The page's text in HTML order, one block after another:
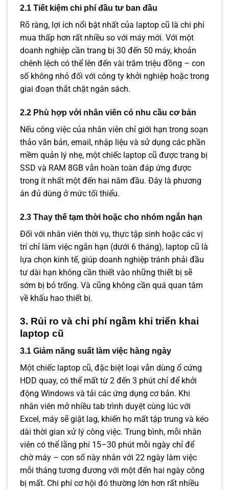
2.1 Tiết kiệm chi phí đầu tư ban đầu
Rõ ràng, lợi ích nổi bật nhất của laptop cũ là chi phí
mua thấp hơn rất nhiều so với máy mới. Với một
doanh nghiệp cần trang bị 30 đến 50 máy, khoản
chênh lệch có thể lên đến vài trăm triệu đồng – con
số không nhỏ đối với công ty khởi nghiệp hoặc trong
giai đoạn thắt chặt ngân sách.
2.2 Phù hợp với nhân viên có nhu cầu cơ bản
Nếu công việc của nhân viên chỉ giới hạn trong soạn
thảo văn bản, email, nhập liệu và sử dụng các phần
mềm quản lý nhẹ, một chiếc laptop cũ được trang bị
SSD và RAM 8GB vẫn hoàn toàn đáp ứng được
trong ít nhất một đến hai năm đầu. Đây là phương
án đủ dùng ở mức tối thiểu.
2.3 Thay thế tạm thời hoặc cho nhóm ngắn hạn
Đối với nhân viên thời vụ, thực tập sinh hoặc các vị
trí chỉ làm việc ngắn hạn (dưới 6 tháng), laptop cũ là
lựa chọn kinh tế, giúp doanh nghiệp tránh phải đầu
tư dài hạn không cần thiết vào những thiết bị sẽ
sớm bị bỏ trống. Và cũng không cần quá quan tâm
về khấu hao thiết bị.
3. Rủi ro và chi phí ngầm khi triển khai
laptop cũ
3.1 Giảm năng suất làm việc hàng ngày
Một chiếc laptop cũ, đặc biệt loại vẫn dùng ổ cứng
HDD quay, có thể mất từ 2 đến 3 phút chỉ để khởi
động Windows và tải các ứng dụng cơ bản. Khi
nhân viên mở nhiều tab trình duyệt cùng lúc với
Excel, máy sẽ giật lag, khiến họ mất tập trung và kéo
dài thời gian xử lý công việc. Trung bình, mỗi nhân
viên có thể lãng phí 15–30 phút mỗi ngày chỉ để
chờ máy – con số này nhân với 22 ngày làm việc
mỗi tháng tương đương với một đến hai ngày công
bị mất. Chi phí cơ hội đó thường lớn hơn rất nhiều